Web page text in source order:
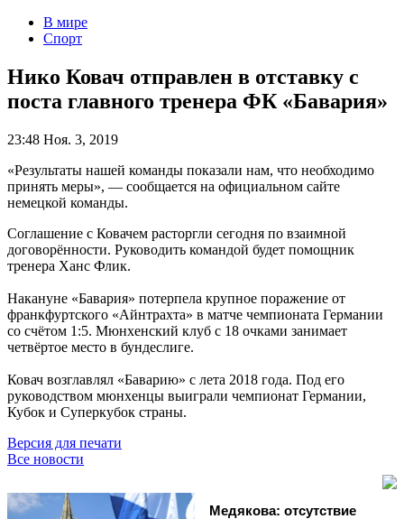
В мире
Спорт
Нико Ковач отправлен в отставку с
поста главного тренера ФК «Бавария»
23:48 Ноя. 3, 2019
«Результаты нашей команды показали нам, что необходимо
принять меры», — сообщается на официальном сайте
немецкой команды.
Соглашение с Ковачем расторгли сегодня по взаимной
договорённости. Руководить командой будет помощник
тренера Ханс Флик.
Накануне «Бавария» потерпела крупное поражение от
франкфуртского «Айнтрахта» в матче чемпионата Германии
со счётом 1:5. Мюнхенский клуб с 18 очками занимает
четвёртое место в бундеслиге.
Ковач возглавлял «Баварию» с лета 2018 года. Под его
руководством мюнхенцы выиграли чемпионат Германии,
Кубок и Суперкубок страны.
Версия для печати
Все новости
Медякова: отсутствие